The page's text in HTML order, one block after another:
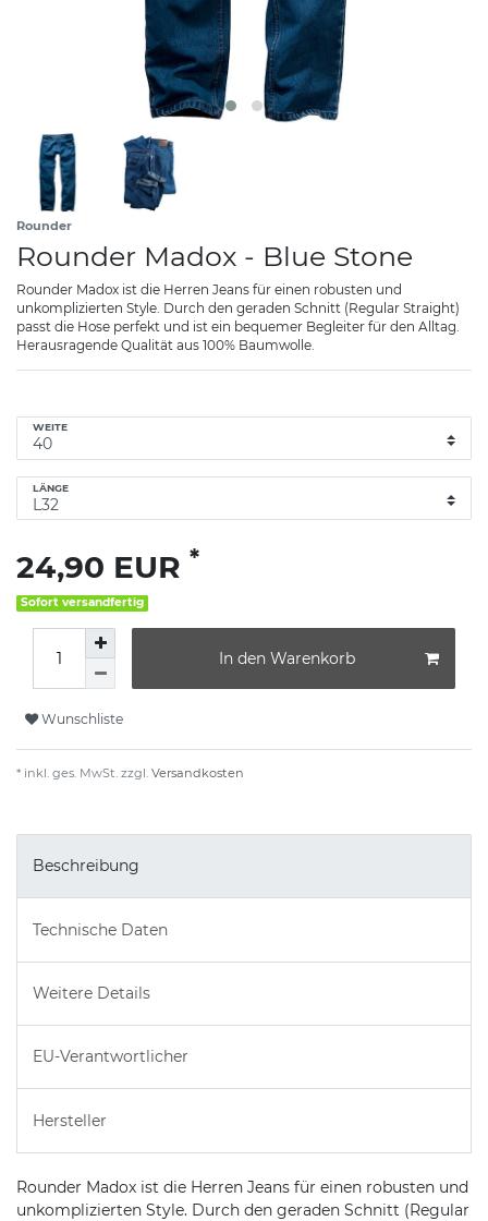
Rounder
Rounder Madox - Blue Stone
Rounder Madox ist die Herren Jeans für einen robusten und
unkomplizierten Style. Durch den geraden Schnitt (Regular Straight)
passt die Hose perfekt und ist ein bequemer Begleiter für den Alltag.
Herausragende Qualität aus 100% Baumwolle.
WEITE
LÄNGE
24,90 EUR *
Sofort versandfertig
In den Warenkorb
Wunschliste
* inkl. ges. MwSt. zzgl. Versandkosten
Beschreibung
Technische Daten
Weitere Details
EU-Verantwortlicher
Hersteller
Rounder Madox ist die Herren Jeans für einen robusten und
unkomplizierten Style. Durch den geraden Schnitt (Regular